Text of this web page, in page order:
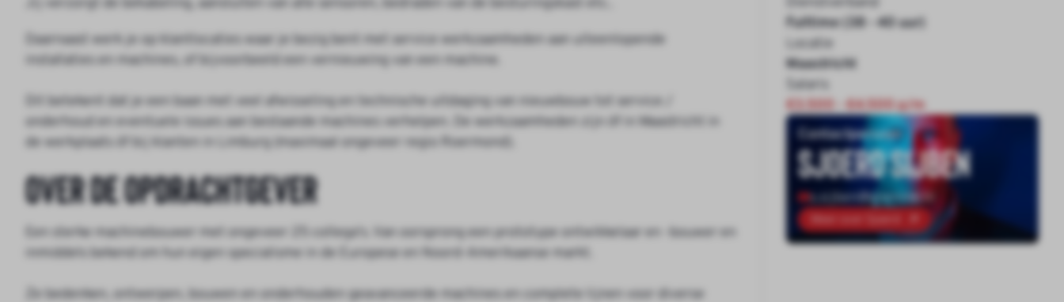
Daarnaast werk je op klantlocaties waar je bezig bent met service werkzaamheden aan uiteenlopende
installaties en machines, of bijvoorbeeld een vernieuwing van een machine.
Dit betekent dat je een baan met veel afwisseling en technische uitdaging van nieuwbouw tot service /
onderhoud en eventuele issues aan bestaande machines verhelpen. De werkzaamheden zijn óf in Maastricht in
de werkplaats óf bij klanten in Limburg (maximaal ongeveer regio Roermond).
Over de opdrachtgever
Een sterke machinebouwer met ongeveer 25 collega's. Van oorsprong een prototype ontwikkelaar en -bouwer en
inmiddels bekend om hun eigen specialisme in de Europese en Noord-Amerikaanse markt.
Ze bedenken, ontwerpen, bouwen en onderhouden geavanceerde machines en complete lijnen voor diverse
Fulltime (38 - 40 uur)
Locatie
Maastricht
Salaris
€3.500 - €4.500 p/m
Contactpersoon
Sjoerd Sijben
s.sijben@onenine.nl
Meer over Sjoerd